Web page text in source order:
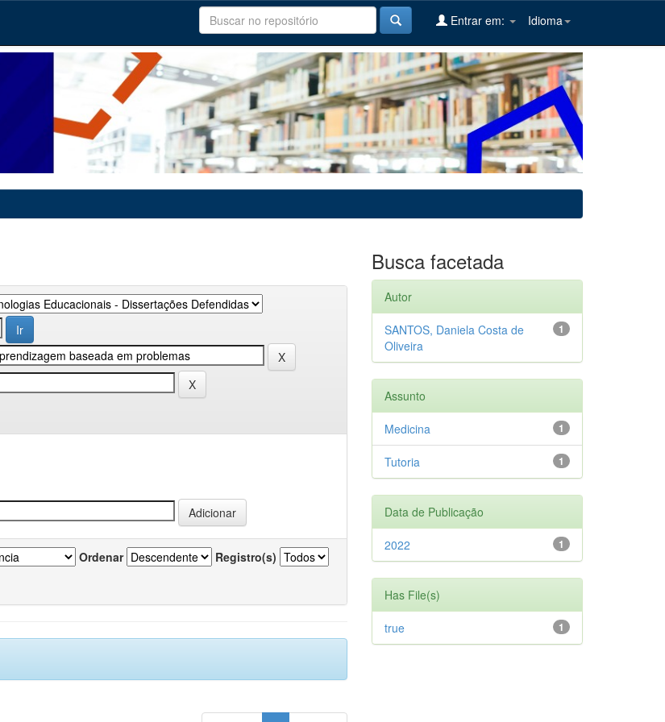
Idioma
Entrar em:
Ordenar Registro(s)
Busca facetada
Autor
1
SANTOS, Daniela Costa de
Oliveira
Assunto
1
Medicina
1
Tutoria
Data de Publicação
1
2022
Has File(s)
1
true